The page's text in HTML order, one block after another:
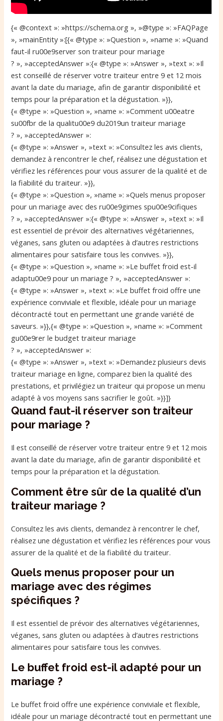
{« @context »: »https://schema.org », »@type »: »FAQPage
», »mainEntity »:[{« @type »: »Question », »name »: »Quand
faut-il ru00e9server son traiteur pour mariage
? », »acceptedAnswer »:{« @type »: »Answer », »text »: »Il
est conseillé de réserver votre traiteur entre 9 et 12 mois
avant la date du mariage, afin de garantir disponibilité et
temps pour la préparation et la dégustation. »}},
{« @type »: »Question », »name »: »Comment u00eatre
su00fbr de la qualitu00e9 du2019un traiteur mariage
? », »acceptedAnswer »:
{« @type »: »Answer », »text »: »Consultez les avis clients,
demandez à rencontrer le chef, réalisez une dégustation et
vérifiez les références pour vous assurer de la qualité et de
la fiabilité du traiteur. »}},
{« @type »: »Question », »name »: »Quels menus proposer
pour un mariage avec des ru00e9gimes spu00e9cifiques
? », »acceptedAnswer »:{« @type »: »Answer », »text »: »Il
est essentiel de prévoir des alternatives végétariennes,
véganes, sans gluten ou adaptées à d’autres restrictions
alimentaires pour satisfaire tous les convives. »}},
{« @type »: »Question », »name »: »Le buffet froid est-il
adaptu00e9 pour un mariage ? », »acceptedAnswer »:
{« @type »: »Answer », »text »: »Le buffet froid offre une
expérience conviviale et flexible, idéale pour un mariage
décontracté tout en permettant une grande variété de
saveurs. »}},{« @type »: »Question », »name »: »Comment
gu00e9rer le budget traiteur mariage
? », »acceptedAnswer »:
{« @type »: »Answer », »text »: »Demandez plusieurs devis
traiteur mariage en ligne, comparez bien la qualité des
prestations, et privilégiez un traiteur qui propose un menu
adapté à vos moyens sans sacrifier le goût. »}}]}
Quand faut-il réserver son traiteur
pour mariage ?
Il est conseillé de réserver votre traiteur entre 9 et 12 mois
avant la date du mariage, afin de garantir disponibilité et
temps pour la préparation et la dégustation.
Comment être sûr de la qualité d’un
traiteur mariage ?
Consultez les avis clients, demandez à rencontrer le chef,
réalisez une dégustation et vérifiez les références pour vous
assurer de la qualité et de la fiabilité du traiteur.
Quels menus proposer pour un
mariage avec des régimes
spécifiques ?
Il est essentiel de prévoir des alternatives végétariennes,
véganes, sans gluten ou adaptées à d’autres restrictions
alimentaires pour satisfaire tous les convives.
Le buffet froid est-il adapté pour un
mariage ?
Le buffet froid offre une expérience conviviale et flexible,
idéale pour un mariage décontracté tout en permettant une